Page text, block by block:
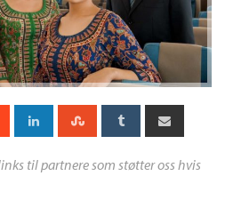
til partnere som støtter oss hvis